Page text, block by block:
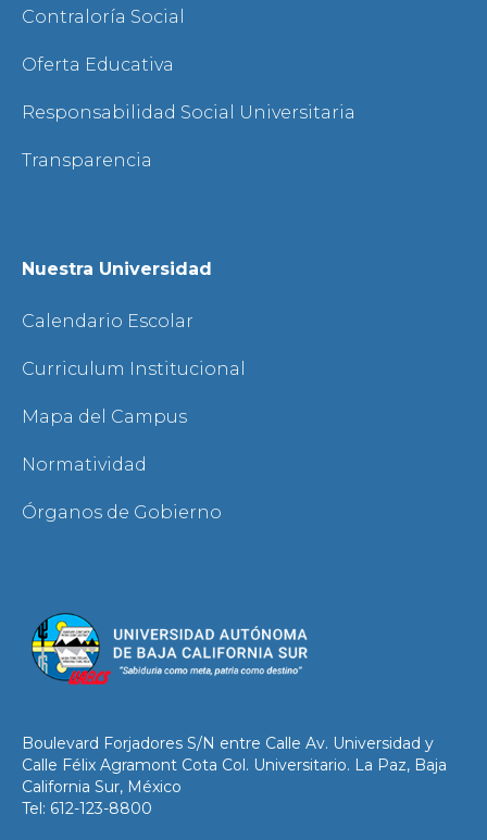
Contraloría Social
Oferta Educativa
Responsabilidad Social Universitaria
Transparencia
Nuestra Universidad
Calendario Escolar
Curriculum Institucional
Mapa del Campus
Normatividad
Órganos de Gobierno
Boulevard Forjadores S/N entre Calle Av. Universidad y
Calle Félix Agramont Cota Col. Universitario. La Paz, Baja
California Sur, México
Tel: 612-123-8800